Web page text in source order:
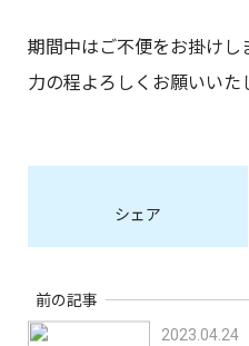
期間中はご不便をお掛け
力の程よろしくお願いいた
シェア
前の記事
2023.04.24